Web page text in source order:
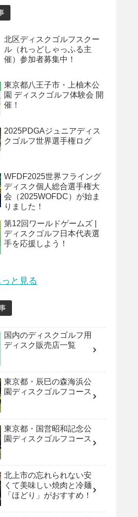
北区ディスクゴルフスクー
ル（れっどしゃっふる主
催）参加者募集中！
東京都八王子市・上柚木公
園 ディスクゴルフ体験会 開
催！
2025PDGAジュニアディス
クゴルフ世界選手権ログ
WFDF2025世界フライング
ディスク個人総合選手権大
会（2025WOFDC）が始ま
りました！
第12回ワールドゲームズ |
ディスクゴルフ日本代表選
手を応援しよう！
と見る
国内のディスクゴルフ用
ディスク販売店一覧
東京都・辰巳の森海浜公
園ディスクゴルフコース
東京都・国営昭和記念公
園ディスクゴルフコース
北上市の忘れられない安
くて美味しい焼肉と冷麺
「ほどり」がおすすめ！